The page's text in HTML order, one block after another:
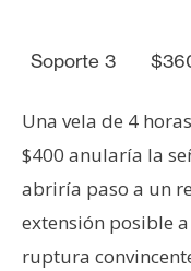
Soporte 3
Una vela de 4
$400 anularía la
abriría paso a un
extensión posible
ruptura